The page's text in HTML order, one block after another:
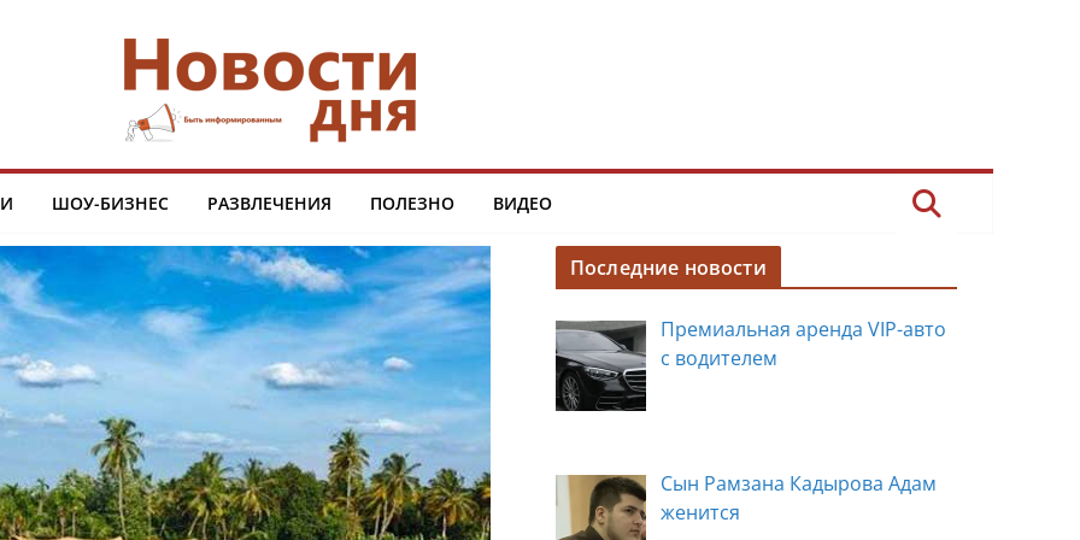
ШОУ-БИЗНЕС РАЗВЛЕЧЕНИЯ ПОЛЕЗНО ВИДЕО
Последние новости
Премиальная аренда VIP-авто
с водителем
Сын Рамзана Кадырова Адам
женится